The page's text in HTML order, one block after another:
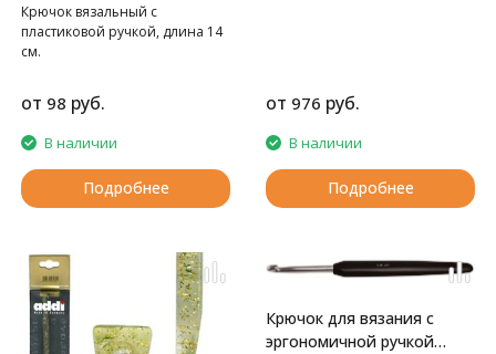
Крючок вязальный с
пластиковой ручкой, длина 14
см.
от 98 руб.
В наличии
Подробнее
от 976 руб.
В наличии
Подробнее
Крючок для вязания с
эргономичной ручкой